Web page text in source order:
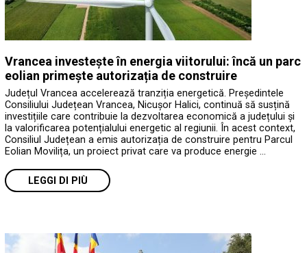
Vrancea investește în energia viitorului: încă un parc
eolian primește autorizația de construire
Județul Vrancea accelerează tranziția energetică. Președintele
Consiliului Județean Vrancea, Nicușor Halici, continuă să susțină
investițiile care contribuie la dezvoltarea economică a județului și
la valorificarea potențialului energetic al regiunii. În acest context,
Consiliul Județean a emis autorizația de construire pentru Parcul
Eolian Movilița, un proiect privat care va produce energie …
LEGGI DI PIÙ